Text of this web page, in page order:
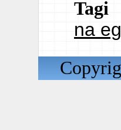
Tagi
na